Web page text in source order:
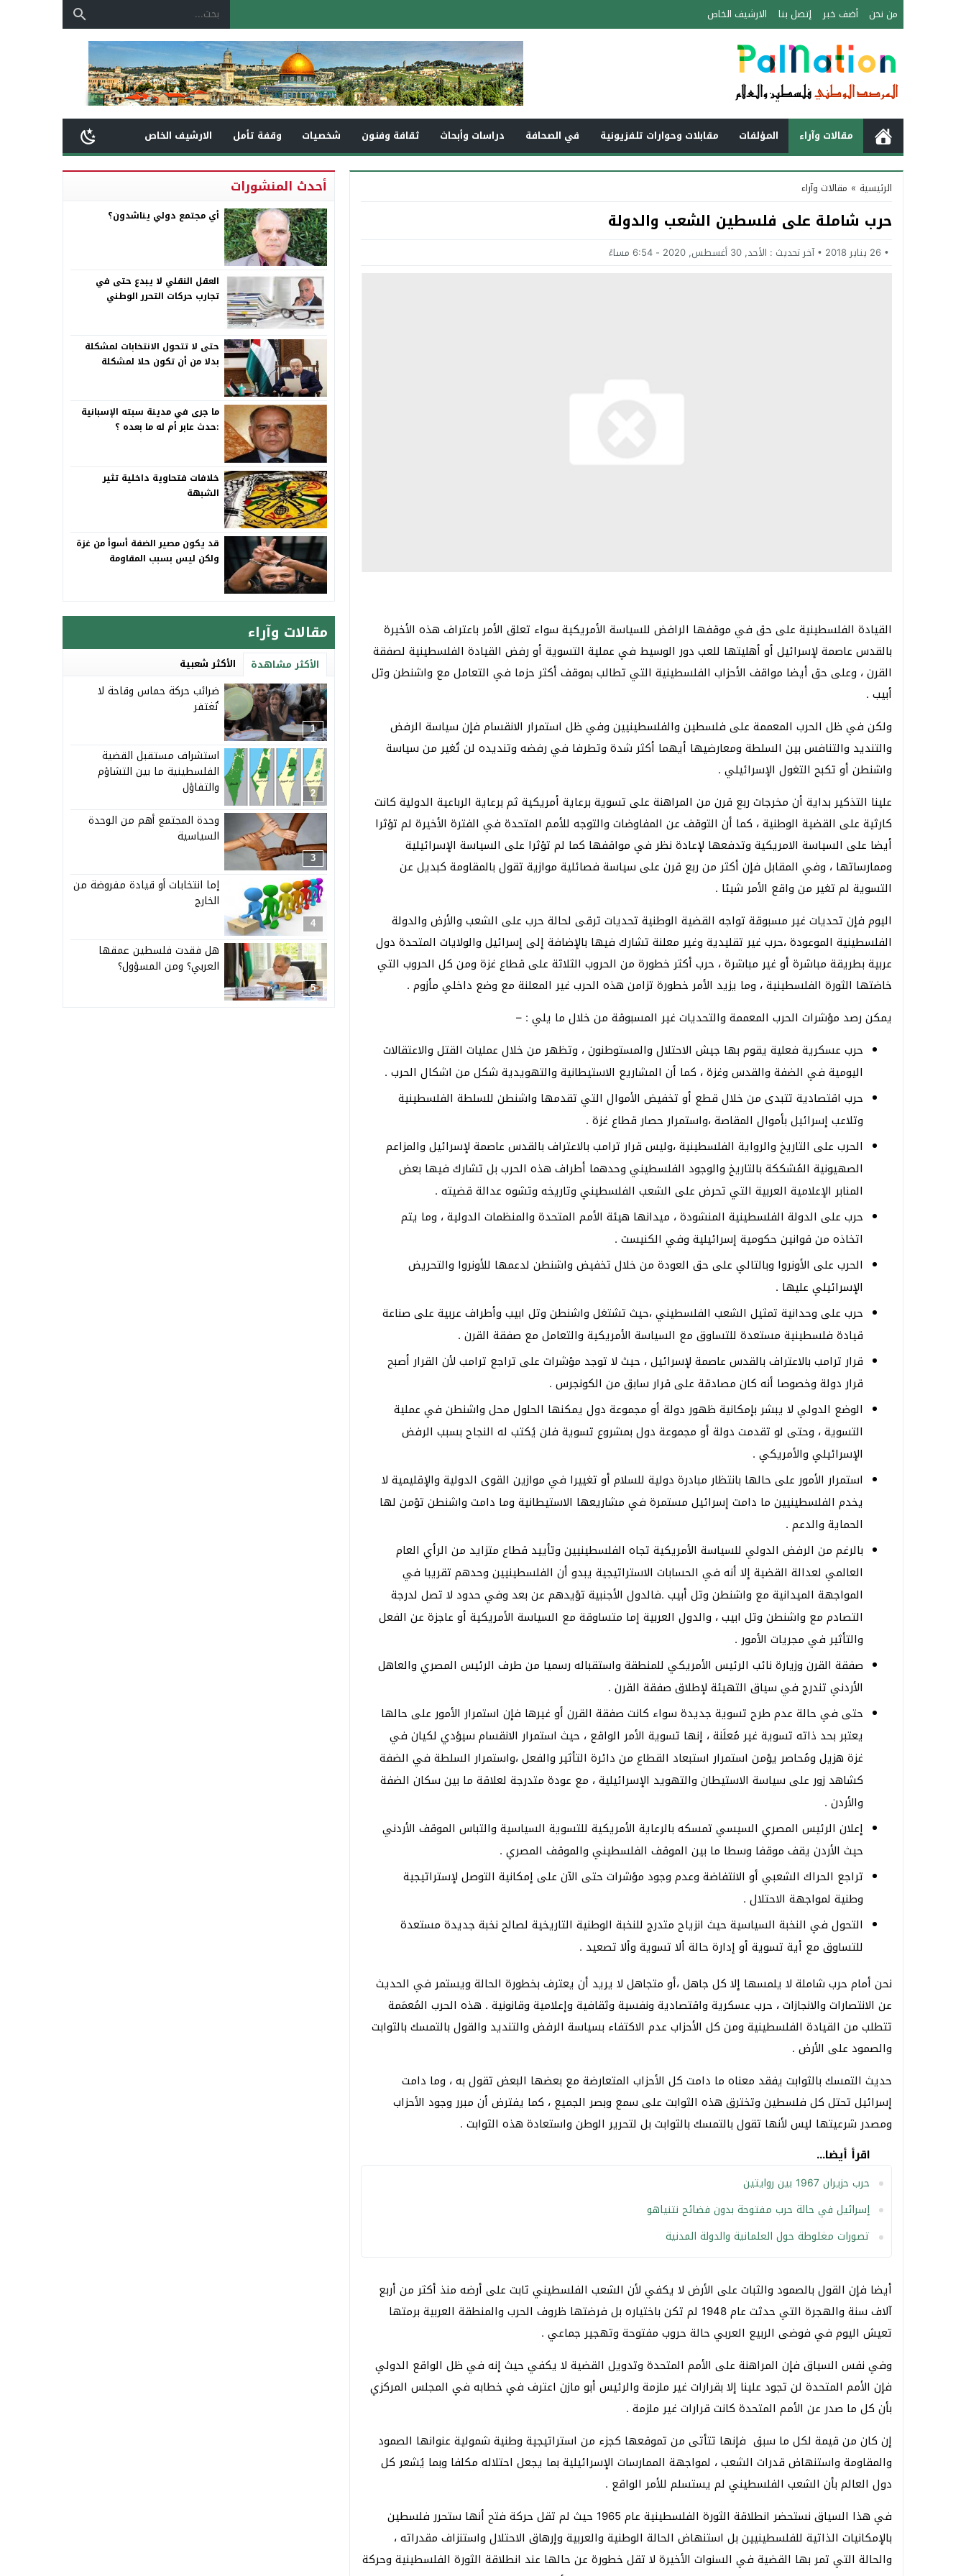
من نحن أضف خبر إتصل بنا الارشيف الخاص
مقالات وآراء المؤلفات مقابلات وحوارات تلفزيونية في الصحافة دراسات وأبحاث ثقافة وفنون شخصيات وقفة تأمل الارشيف الخاص
الرئيسية » مقالات وآراء
حرب شاملة على فلسطين الشعب والدولة
26 يناير 2018 آخر تحديث : الأحد, 30 أغسطس, 2020 - 6:54 مساءً
القيادة الفلسطينية على حق في موقفها الرافض للسياسة الأمريكية سواء تعلق الأمر باعتراف هذه الأخيرة
بالقدس عاصمة لإسرائيل أو أهليتها للعب دور الوسيط في عملية التسوية أو رفض القيادة الفلسطينية لصفقة
القرن ، وعلى حق أيضا مواقف الأحزاب الفلسطينية التي تطالب بموقف أكثر حزما في التعامل مع واشنطن وتل
أبيب .
ولكن في ظل الحرب المعممة على فلسطين والفلسطينيين وفي ظل استمرار الانقسام فإن سياسة الرفض
والتنديد والتنافس بين السلطة ومعارضيها أيهما أكثر شدة وتطرفا في رفضه وتنديده لن تُغير من سياسة
واشنطن أو تكبح التغول الإسرائيلي .
علينا التذكير بداية أن مخرجات ربع قرن من المراهنة على تسوية برعاية أمريكية ثم برعاية الرباعية الدولية كانت
كارثية على القضية الوطنية ، كما أن التوقف عن المفاوضات والتوجه للأمم المتحدة في الفترة الأخيرة لم تؤثرا
أيضا على السياسة الامريكية وتدفعها لإعادة نظر في مواقفها كما لم تؤثرا على السياسة الإسرائيلية
وممارساتها ، وفي المقابل فإن أكثر من ربع قرن على سياسة فصائلية موازية تقول بالمقاومة كبديل عن
التسوية لم تغير من واقع الأمر شيئا .
اليوم فإن تحديات غير مسبوقة تواجه القضية الوطنية تحديات ترقى لحالة حرب على الشعب والأرض والدولة
الفلسطينية الموعودة ،حرب غير تقليدية وغير معلنة تشارك فيها بالإضافة إلى إسرائيل والولايات المتحدة دول
عربية بطريقة مباشرة أو غير مباشرة ، حرب أكثر خطورة من الحروب الثلاثة على قطاع غزة ومن كل الحروب التي
خاضتها الثورة الفلسطينية ، وما يزيد الأمر خطورة تزامن هذه الحرب غير المعلنة مع وضع داخلي مأزوم .
يمكن رصد مؤشرات الحرب المعممة والتحديات غير المسبوقة من خلال ما يلي : –
حرب عسكرية فعلية يقوم بها جيش الاحتلال والمستوطنون ، وتظهر من خلال عمليات القتل والاعتقالات
اليومية في الضفة والقدس وغزة ، كما أن المشاريع الاستيطانية والتهويدية شكل من اشكال الحرب .
حرب اقتصادية تتبدى من خلال قطع أو تخفيض الأموال التي تقدمها واشنطن للسلطة الفلسطينية
وتلاعب إسرائيل بأموال المقاصة ،واستمرار حصار قطاع غزة .
الحرب على التاريخ والرواية الفلسطينية ،وليس قرار ترامب بالاعتراف بالقدس عاصمة لإسرائيل والمزاعم
الصهيونية المُشككة بالتاريخ والوجود الفلسطيني وحدهما أطراف هذه الحرب بل تشارك فيها بعض
المنابر الإعلامية العربية التي تحرض على الشعب الفلسطيني وتاريخه وتشوه عدالة قضيته .
حرب على الدولة الفلسطينية المنشودة ، ميدانها هيئة الأمم المتحدة والمنظمات الدولية ، وما يتم
اتخاذه من قوانين حكومية إسرائيلية وفي الكنيست .
الحرب على الأونروا وبالتالي على حق العودة من خلال تخفيض واشنطن لدعمها للأونروا والتحريض
الإسرائيلي عليها .
حرب على وحدانية تمثيل الشعب الفلسطيني ،حيث تشتغل واشنطن وتل ابيب وأطراف عربية على صناعة
قيادة فلسطينية مستعدة للتساوق مع السياسة الأمريكية والتعامل مع صفقة القرن .
قرار ترامب بالاعتراف بالقدس عاصمة لإسرائيل ، حيث لا توجد مؤشرات على تراجع ترامب لأن القرار أصبح
قرار دولة وخصوصا أنه كان مصادقة على قرار سابق من الكونجرس .
الوضع الدولي لا يبشر بإمكانية ظهور دولة أو مجموعة دول يمكنها الحلول محل واشنطن في عملية
التسوية ، وحتى لو تقدمت دولة أو مجموعة دول بمشروع تسوية فلن يُكتب له النجاح بسبب الرفض
الإسرائيلي والأمريكي .
استمرار الأمور على حالها بانتظار مبادرة دولية للسلام أو تغييرا في موازين القوى الدولية والإقليمية لا
يخدم الفلسطينيين ما دامت إسرائيل مستمرة في مشاريعها الاستيطانية وما دامت واشنطن تؤمن لها
الحماية والدعم .
بالرغم من الرفض الدولي للسياسة الأمريكية تجاه الفلسطينيين وتأييد قطاع متزايد من الرأي العام
العالمي لعدالة القضية إلا أنه في الحسابات الاستراتيجية يبدو أن الفلسطينيين وحدهم تقريبا في
المواجهة الميدانية مع واشنطن وتل أبيب .فالدول الأجنبية تؤيدهم عن بعد وفي حدود لا تصل لدرجة
التصادم مع واشنطن وتل ابيب ، والدول العربية إما متساوقة مع السياسة الأمريكية أو عاجزة عن الفعل
والتأثير في مجريات الأمور .
صفقة القرن وزيارة نائب الرئيس الأمريكي للمنطقة واستقباله رسميا من طرف الرئيس المصري والعاهل
الأردني تندرج في سياق التهيئة لإطلاق صفقة القرن .
حتى في حالة عدم طرح تسوية جديدة سواء كانت صفقة القرن أو غيرها فإن استمرار الأمور على حالها
يعتبر بحد ذاته تسوية غير مُعلَنة ، إنها تسوية الأمر الواقع ، حيث استمرار الانقسام سيؤدي لكيان في
غزة هزيل ومُحاصر يؤمن استمرار استبعاد القطاع من دائرة التأثير والفعل ،واستمرار السلطة في الضفة
كشاهد زور على سياسة الاستيطان والتهويد الإسرائيلية ، مع عودة متدرجة لعلاقة ما بين سكان الضفة
والأردن .
إعلان الرئيس المصري السيسي تمسكه بالرعاية الأمريكية للتسوية السياسية والتباس الموقف الأردني
حيث الأردن يقف موقفا وسطا ما بين الموقف الفلسطيني والموقف المصري .
تراجع الحراك الشعبي أو الانتفاضة وعدم وجود مؤشرات حتى الآن على إمكانية التوصل لإستراتيجية
وطنية لمواجهة الاحتلال .
التحول في النخبة السياسية حيث انزياح متدرج للنخبة الوطنية التاريخية لصالح نخبة جديدة مستعدة
للتساوق مع أية تسوية أو إدارة حالة ألا تسوية وألا تصعيد .
نحن أمام حرب شاملة لا يلمسها إلا كل جاهل ،أو متجاهل لا يريد أن يعترف بخطورة الحالة ويستمر في الحديث
عن الانتصارات والانجازات ، حرب عسكرية واقتصادية ونفسية وثقافية وإعلامية وقانونية . هذه الحرب المُعمَمة
تتطلب من القيادة الفلسطينية ومن كل الأحزاب عدم الاكتفاء بسياسة الرفض والتنديد والقول بالتمسك بالثوابت
والصمود على الأرض .
حديث التمسك بالثوابت يفقد معناه ما دامت كل الأحزاب المتعارضة مع بعضها البعض تقول به ، وما دامت
إسرائيل تحتل كل فلسطين وتخترق هذه الثوابت على سمع وبصر الجميع ، كما يفترض أن مبرر وجود الأحزاب
ومصدر شرعيتها ليس لأنها تقول بالتمسك بالثوابت بل لتحرير الوطن واستعادة هذه الثوابت .
اقرأ أيضا...
حرب حزيران 1967 بين روايتين
إسرائيل في حالة حرب مفتوحة بدون فضائح نتنياهو
تصورات مغلوطة حول العلمانية والدولة المدنية
أيضا فإن القول بالصمود والثبات على الأرض لا يكفي لأن الشعب الفلسطيني ثابت على أرضه منذ أكثر من أربع
آلاف سنة والهجرة التي حدثت عام 1948 لم تكن باختياره بل فرضتها ظروف الحرب والمنطقة العربية برمتها
تعيش اليوم في فوضى الربيع العربي حالة حروب مفتوحة وتهجير جماعي .
وفي نفس السياق فإن المراهنة على الأمم المتحدة وتدويل القضية لا يكفي حيث إنه في ظل الواقع الدولي
فإن الأمم المتحدة لن تجود علينا إلا بقرارات غير ملزمة والرئيس أبو مازن اعترف في خطابه في المجلس المركزي
بأن كل ما صدر عن الأمم المتحدة كانت قرارات غير ملزمة .
إن كان من قيمة لكل ما سبق فإنها تتأتى من تموقعها كجزء من استراتيجية وطنية شمولية عنوانها الصمود
والمقاومة واستنهاض قدرات الشعب ، لمواجهة الممارسات الإسرائيلية بما يجعل احتلاله مكلفا وبما يُشعر كل
دول العالم بأن الشعب الفلسطيني لم يستسلم للأمر الواقع .
في هذا السياق نستحضر انطلاقة الثورة الفلسطينية عام 1965 حيث لم تقل حركة فتح أنها ستحرر فلسطين
بالإمكانيات الذاتية للفلسطينيين بل استنهاض الحالة الوطنية والعربية وإرهاق الاحتلال واستنزاف مقدراته ،
والحالة التي تمر بها القضية في السنوات الأخيرة لا تقل خطورة عن حالها عند انطلاقة الثورة الفلسطينية وحركة
أحدث المنشورات
أي مجتمع دولي يناشدون؟
العقل النقلي لا يبدع حتى في
تجارب حركات التحرر الوطني
حتى لا تتحول الانتخابات لمشكلة
بدلا من أن تكون حلا لمشكلة
ما جرى في مدينة سبته الإسبانية
:حدث عابر أم له ما بعده ؟
خلافات فتحاوية داخلية تثير
الشبهة
قد يكون مصير الضفة أسوأ من غزة
ولكن ليس بسبب المقاومة
مقالات وآراء
الأكثر مشاهدة الأكثر شعبية
1
ضرائب حركة حماس وقاحة لا
تُغتفر
2
استشراف مستقبل القضية
الفلسطينية ما بين التشاؤم
والتفاؤل
3
وحدة المجتمع أهم من الوحدة
السياسية
4
إما انتخابات أو قيادة مفروضة من
الخارج
5
هل فقدت فلسطين عمقها
العربي؟ ومن المسؤول؟